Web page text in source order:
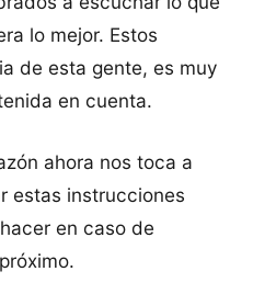
lo mejor. Estos
de esta gente, es muy
en cuenta.
ahora nos toca a
estas instrucciones
en caso de